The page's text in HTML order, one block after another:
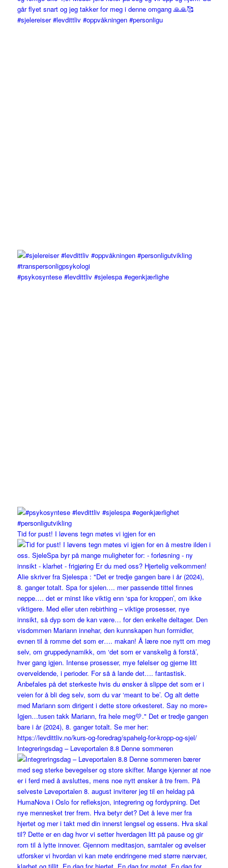
#sjelereiser #levdittliv #oppvåkningen #personligu
#psykosyntese #levdittliv #sjelespa #egenkjærlighe
Tid for pust! I løvens tegn møtes vi igjen for en
Integreringsdag – Løveportalen 8.8 Denne sommeren